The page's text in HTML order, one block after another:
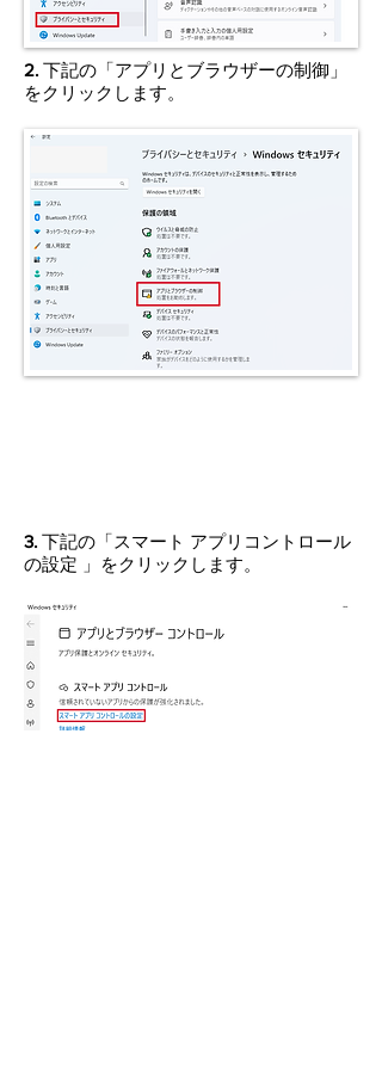
​2. 下記の「アプリとブラウザーの制御」
をクリックします。
​3. 下記の「スマート アプリコントロール
の設定 」をクリックします。